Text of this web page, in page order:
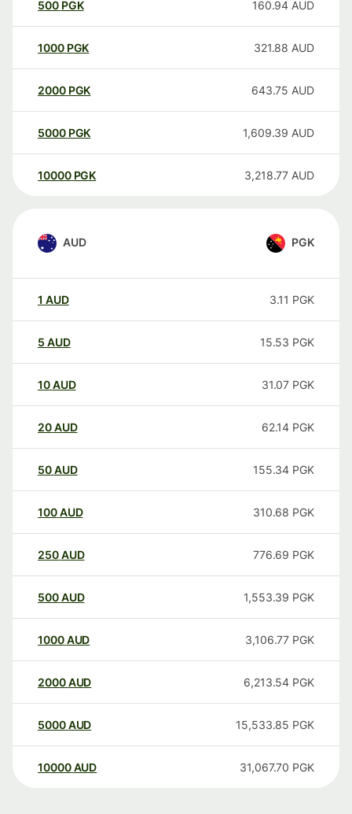
500 PGK 160.94 AUD
1000 PGK 321.88 AUD
2000 PGK 643.75 AUD
5000 PGK 1,609.39 AUD
10000 PGK 3,218.77 AUD
AUD PGK
1 AUD 3.11 PGK
5 AUD 15.53 PGK
10AUD 31.07 PGK
20AUD 62.14 PGK
50AUD 155.34 PGK
100AUD 310.68 PGK
250AUD 776.69 PGK
500AUD 1,553.39 PGK
1000AUD 3,106.77 PGK
2000AUD 6,213.54 PGK
5000AUD 15,533.85 PGK
10000 AUD 31,067.70 PGK